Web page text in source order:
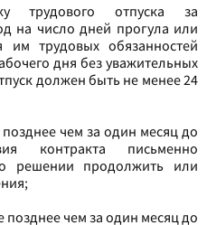
трудового отпуска за
на число дней прогула или
им трудовых обязанностей
дня без уважительных
должен быть не менее 24
чем за один месяц до
контракта письменно
решении продолжить или
позднее чем за один месяц до